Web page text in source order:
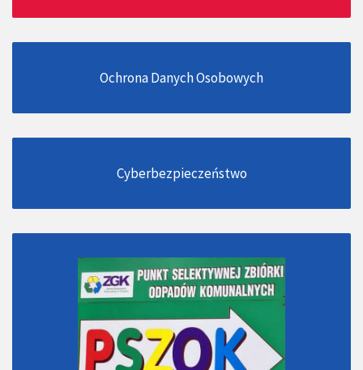
Ochrona Danych Osobowych
Cyberbezpieczeństwo